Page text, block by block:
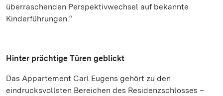
überraschenden Perspektivwechsel auf bekannte
Kinderführungen.“
Hinter prächtige Türen geblickt
Das Appartement Carl Eugens gehört zu den
eindrucksvollsten Bereichen des Residenzschlosses –